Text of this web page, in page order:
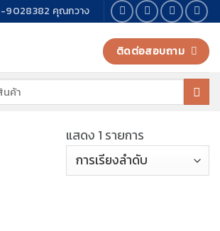
คุณกวาง
ติดต่อสอบถาม
แสดง 1 รายการ